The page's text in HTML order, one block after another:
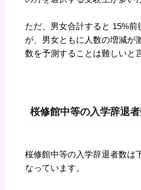
ただ、男女合計すると 15%前
が、男女ともに人数の増減が
数を予測することは難しいと
桜修館中等の入学辞退
桜修館中等の入学辞退者数は
なっています。